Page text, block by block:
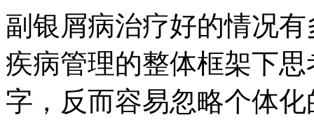
副银屑病治疗好的情况
疾病管理的整体框架下
字，反而容易忽略个体